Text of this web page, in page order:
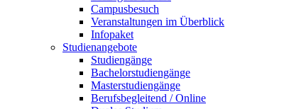
Campusbesuch
Veranstaltungen im Überblick
Infopaket
Studienangebote
Studiengänge
Bachelorstudiengänge
Masterstudiengänge
Berufsbegleitend / Online